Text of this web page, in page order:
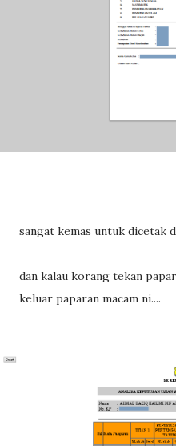
sangat kemas untuk dicetak
dan kalau korang tekan
keluar paparan macam ni....